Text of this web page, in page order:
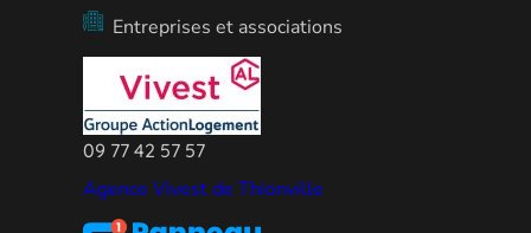
Entreprises et associations
09 77 42 57 57
Agence Vivest de Thionville